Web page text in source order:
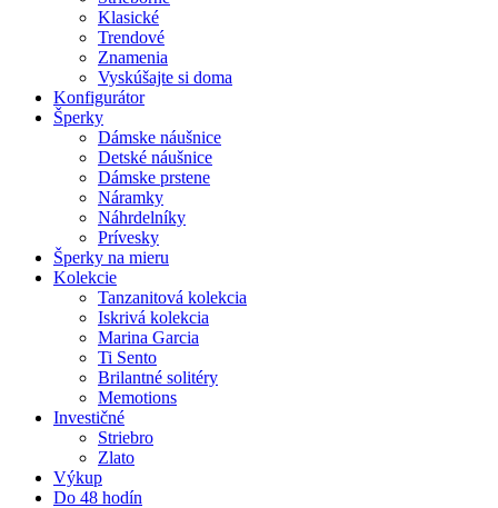
Klasické
Trendové
Znamenia
Vyskúšajte si doma
Konfigurátor
Šperky
Dámske náušnice
Detské náušnice
Dámske prstene
Náramky
Náhrdelníky
Prívesky
Šperky na mieru
Kolekcie
Tanzanitová kolekcia
Iskrivá kolekcia
Marina Garcia
Ti Sento
Brilantné solitéry
Memotions
Investičné
Striebro
Zlato
Výkup
Do 48 hodín